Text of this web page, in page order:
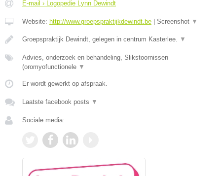
E-mail › Logopedie Lynn Dewindt
Website: http://www.groepspraktijkdewindt.be Screenshot ▼
Groepspraktijk Dewindt, gelegen in centrum Kasterlee. ▼
Advies, onderzoek en behandeling, Slikstoornissen
(oromyofunctionele ▼
Er wordt gewerkt op afspraak.
Laatste facebook posts ▼
Sociale media: